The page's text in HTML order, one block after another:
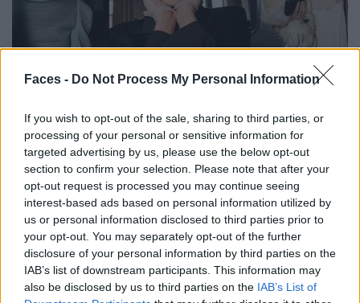
Faces - Do Not Process My Personal Information
If you wish to opt-out of the sale, sharing to third parties, or
processing of your personal or sensitive information for
targeted advertising by us, please use the below opt-out
section to confirm your selection. Please note that after your
opt-out request is processed you may continue seeing
interest-based ads based on personal information utilized by
us or personal information disclosed to third parties prior to
your opt-out. You may separately opt-out of the further
disclosure of your personal information by third parties on the
IAB’s list of downstream participants. This information may
also be disclosed by us to third parties on the IAB’s List of
FASHION